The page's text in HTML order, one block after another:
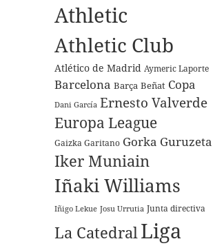
Athletic
Athletic Club
Atlético de Madrid Aymeric Laporte
Barcelona Barça Beñat Copa
Dani García Ernesto Valverde
Europa League
Gaizka Garitano Gorka Guruzeta
Iker Muniain
Iñaki Williams
Iñigo Lekue Josu Urrutia Junta directiva
La CatedralLiga